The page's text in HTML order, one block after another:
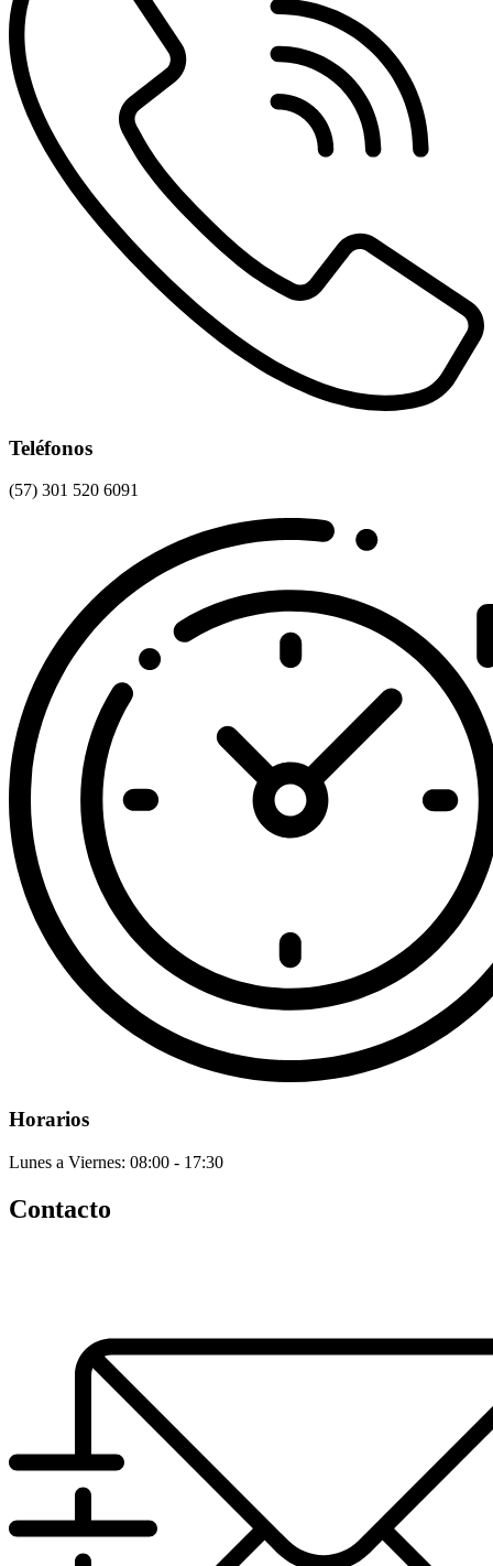
Teléfonos
(57) 301 520 6091
Horarios
Lunes a Viernes: 08:00 - 17:30
Contacto